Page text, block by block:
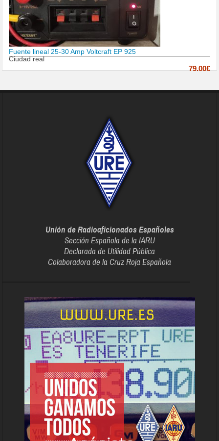
Fuente lineal 25-30 Amp Voltcraft EP 925
Ciudad real
79.00€
Unión de Radioaficionados Españoles
Sección Española de la IARU
Declarada de Utilidad Pública
Colaboradora de la Cruz Roja Española